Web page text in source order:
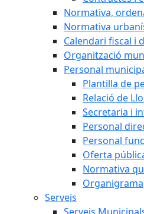
Normativa,
Normativa
Calendari fiscal i
Organització
Personal
Plantilla de
Relació de
Secretaria i
Personal
Personal
Oferta
Normativa
Organigrama
Serveis